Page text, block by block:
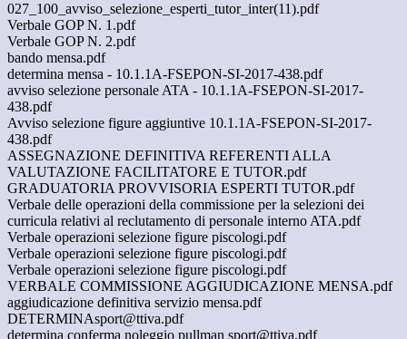
027_100_avviso_selezione_esperti_tutor_inter(11).pdf
Verbale GOP N. 1.pdf
Verbale GOP N. 2.pdf
bando mensa.pdf
determina mensa - 10.1.1A-FSEPON-SI-2017-438.pdf
avviso selezione personale ATA - 10.1.1A-FSEPON-SI-2017-
438.pdf
Avviso selezione figure aggiuntive 10.1.1A-FSEPON-SI-2017-
438.pdf
ASSEGNAZIONE DEFINITIVA REFERENTI ALLA
VALUTAZIONE FACILITATORE E TUTOR.pdf
GRADUATORIA PROVVISORIA ESPERTI TUTOR.pdf
Verbale delle operazioni della commissione per la selezioni dei
curricula relativi al reclutamento di personale interno ATA.pdf
Verbale operazioni selezione figure piscologi.pdf
Verbale operazioni selezione figure piscologi.pdf
Verbale operazioni selezione figure piscologi.pdf
VERBALE COMMISSIONE AGGIUDICAZIONE MENSA.pdf
aggiudicazione definitiva servizio mensa.pdf
DETERMINAsport@ttiva.pdf
determina conferma noleggio pullman sport@ttiva.pdf